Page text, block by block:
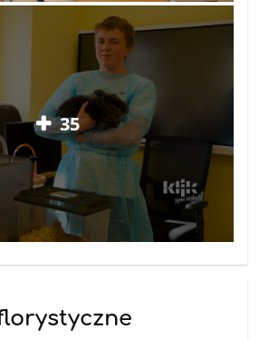
35